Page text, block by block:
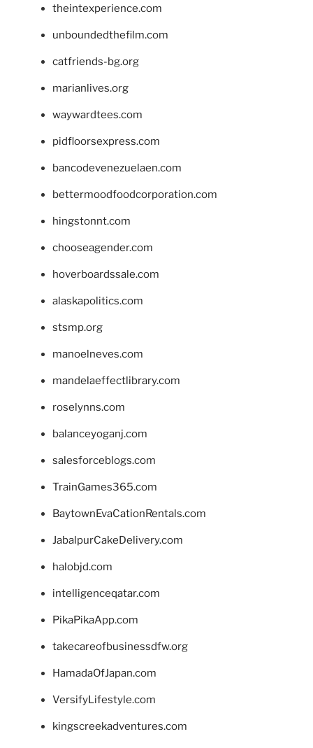
theintexperience.com
unboundedthefilm.com
catfriends-bg.org
marianlives.org
waywardtees.com
pidfloorsexpress.com
bancodevenezuelaen.com
bettermoodfoodcorporation.com
hingstonnt.com
chooseagender.com
hoverboardssale.com
alaskapolitics.com
stsmp.org
manoelneves.com
mandelaeffectlibrary.com
roselynns.com
balanceyoganj.com
salesforceblogs.com
TrainGames365.com
BaytownEvaCationRentals.com
JabalpurCakeDelivery.com
halobjd.com
intelligenceqatar.com
PikaPikaApp.com
takecareofbusinessdfw.org
HamadaOfJapan.com
VersifyLifestyle.com
kingscreekadventures.com